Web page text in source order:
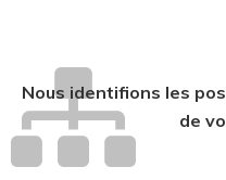
Nous identifions les
de